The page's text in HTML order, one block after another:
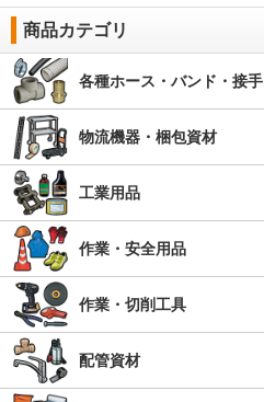
商品カテゴリ
各種ホース・バンド・接手
物流機器・梱包資材
工業用品
作業・安全用品
作業・切削工具
配管資材